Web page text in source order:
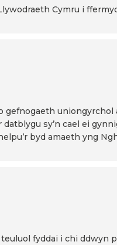
Cymru i
gefnogaeth
sy’n cael ei
byd amaeth yng
fyddai i chi ddwyn